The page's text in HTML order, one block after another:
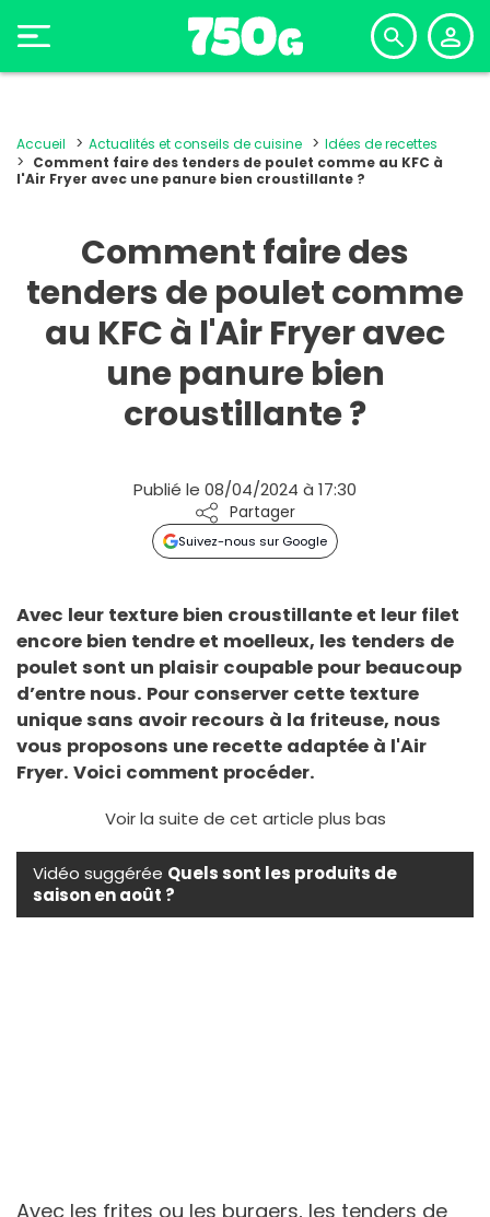
Accueil Actualités et conseils de cuisine
Idées de recettes
Comment faire des tenders de poulet comme au KFC à
l'Air Fryer avec une panure bien croustillante ?
Comment faire des
tenders de poulet comme
au KFC à l'Air Fryer avec
une panure bien
croustillante ?
Publié le 08/04/2024 à 17:30
Partager
Suivez-nous sur Google
Avec leur texture bien croustillante et leur filet
encore bien tendre et moelleux, les tenders de
poulet sont un plaisir coupable pour beaucoup
d’entre nous. Pour conserver cette texture
unique sans avoir recours à la friteuse, nous
vous proposons une recette adaptée à l'Air
Fryer. Voici comment procéder.
Voir la suite de cet article plus bas
Vidéo suggérée Quels sont les produits de
saison en août ?
Avec les frites ou les burgers, les tenders de